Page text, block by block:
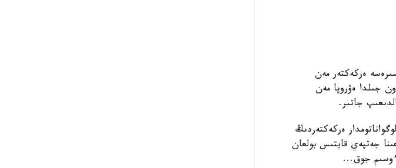
ەركەكتەر مەن
ون جىلدا ەۋروپا مەن
جاتىر.
ەركەكتەردىڭ
جەتپەي قايتىس بولعان
ءوسىم جوق...